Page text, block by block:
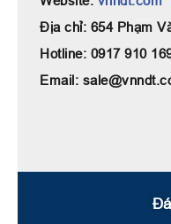
Địa chỉ: 654 Phạm
Hotline: 0917 910
Email: